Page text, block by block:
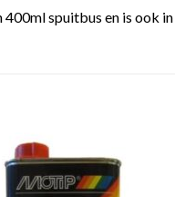
spuitbus en is ook in